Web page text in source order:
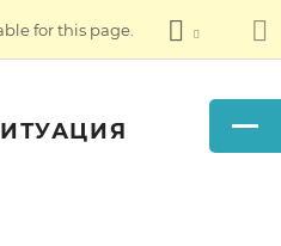
for this page.